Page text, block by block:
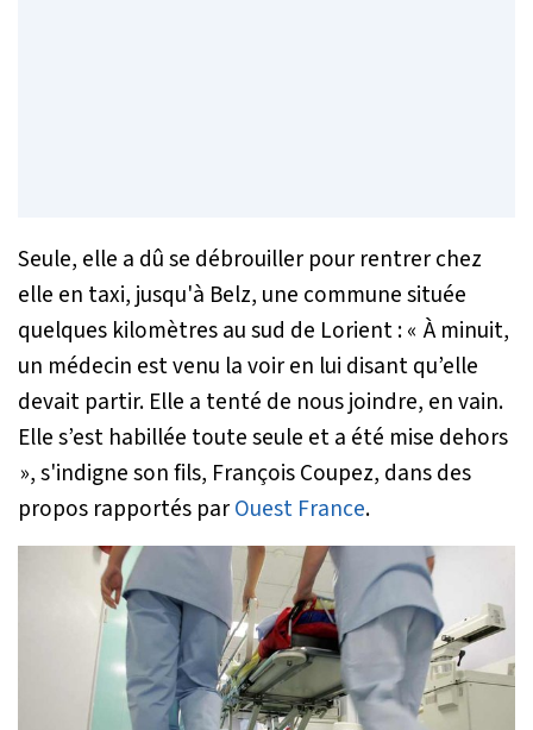
Seule, elle a dû se débrouiller pour rentrer chez
elle en taxi, jusqu'à Belz, une commune située
quelques kilomètres au sud de Lorient :« À minuit,
un médecin est venu la voir en lui disant qu’elle
devait partir. Elle a tenté de nous joindre, en vain.
Elle s’est habillée toute seule et a été mise dehors
», s'indigne son fils, François Coupez, dans des
propos rapportés parOuest France.